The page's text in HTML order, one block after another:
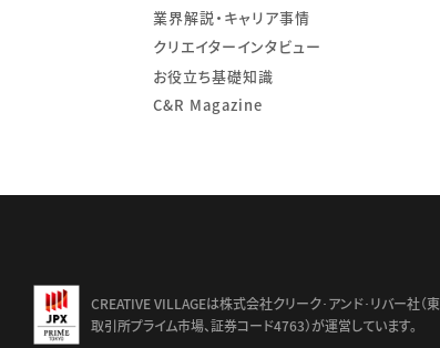
業界解説・キャリア事情
クリエイターインタビュー
お役立ち基礎知識
C&R Magazine
CREATIVE VILLAGEは株式会社クリーク･アンド･リバー社（
取引所プライム市場、証券コード4763）が運営しています。